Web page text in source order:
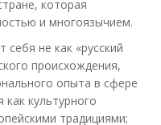
которая
и многоязычием.
не как «русский
происхождения,
опыта в сфере
культурного
традициями;